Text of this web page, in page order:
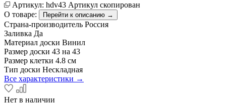
Артикул: hdv43 Артикул скопирован
О товаре:
Перейти к описанию →
Страна-производитель Россия
Заливка Да
Материал доски Винил
Размер доски 43 на 43
Размер клетки 4.8 см
Тип доски Нескладная
Все характеристики →
Нет в наличии